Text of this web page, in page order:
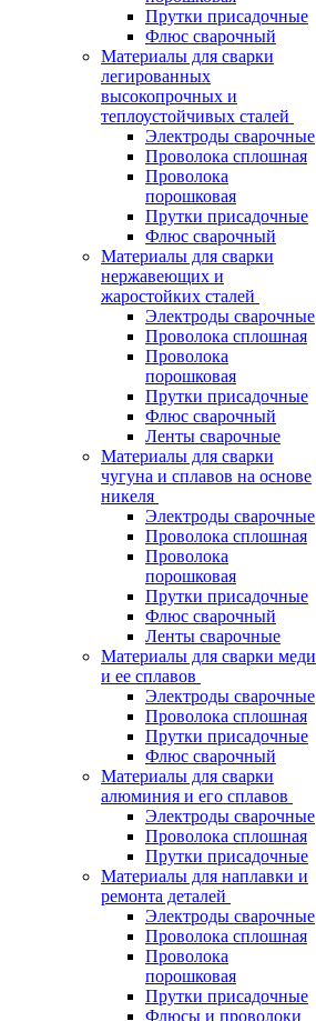
Прутки присадочные
Флюс сварочный
Материалы для сварки
легированных
высокопрочных и
теплоустойчивых сталей
Электроды сварочные
Проволока сплошная
Проволока
порошковая
Прутки присадочные
Флюс сварочный
Материалы для сварки
нержавеющих и
жаростойких сталей
Электроды сварочные
Проволока сплошная
Проволока
порошковая
Прутки присадочные
Флюс сварочный
Ленты сварочные
Материалы для сварки
чугуна и сплавов на основе
никеля
Электроды сварочные
Проволока сплошная
Проволока
порошковая
Прутки присадочные
Флюс сварочный
Ленты сварочные
Материалы для сварки меди
и ее сплавов
Электроды сварочные
Проволока сплошная
Прутки присадочные
Флюс сварочный
Материалы для сварки
алюминия и его сплавов
Электроды сварочные
Проволока сплошная
Прутки присадочные
Материалы для наплавки и
ремонта деталей
Электроды сварочные
Проволока сплошная
Проволока
порошковая
Прутки присадочные
Флюсы и проволоки